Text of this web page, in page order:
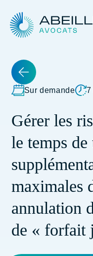
Sur demande 7
Gérer les
le temps
maximales
annulation
de « forfait